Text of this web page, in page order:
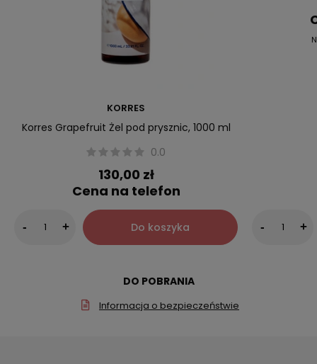
KORRES
Korres Grapefruit Żel pod prysznic, 1000 ml
0.0
130,00 zł
Cena na telefon
- + Do koszyka - +
DO POBRANIA
Informacja o bezpieczeństwie